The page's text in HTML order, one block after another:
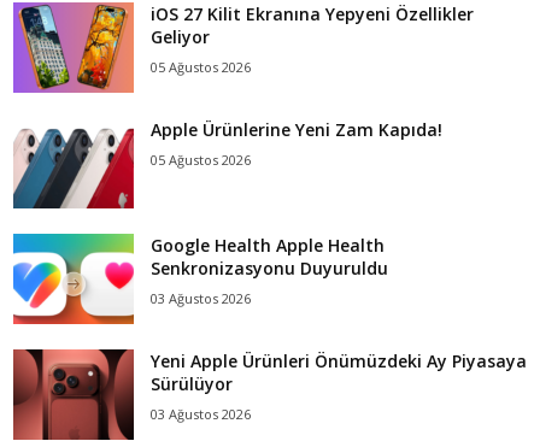
iOS 27 Kilit Ekranına Yepyeni Özellikler
Geliyor
05 Ağustos 2026
Apple Ürünlerine Yeni Zam Kapıda!
05 Ağustos 2026
Google Health Apple Health
Senkronizasyonu Duyuruldu
03 Ağustos 2026
Yeni Apple Ürünleri Önümüzdeki Ay Piyasaya
Sürülüyor
03 Ağustos 2026